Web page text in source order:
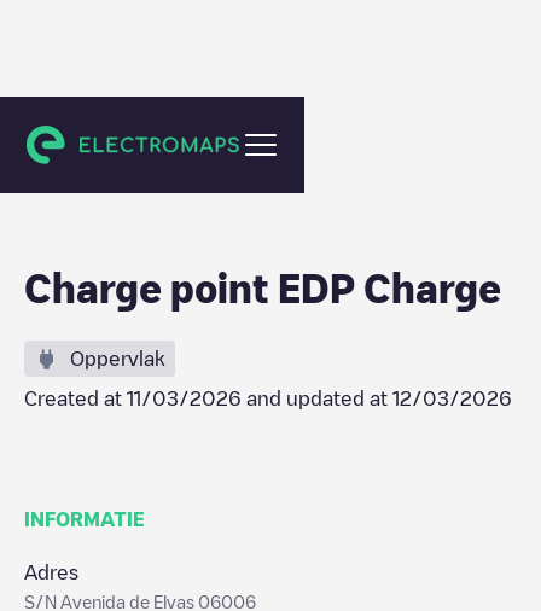
Badajoz
Charge point EDP Charge
Oppervlak
Created at 11/03/2026 and updated at 12/03/2026
INFORMATIE
Adres
S/N Avenida de Elvas 06006